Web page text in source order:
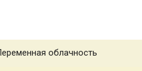
облачность